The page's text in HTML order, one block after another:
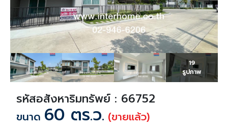
19
รูปภาพ
รหัสอสังหาริมทรัพย์ : 66752
ขนาด 60 ตร.ว. (ขายแล้ว)